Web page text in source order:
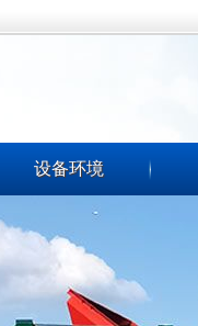
设备环境